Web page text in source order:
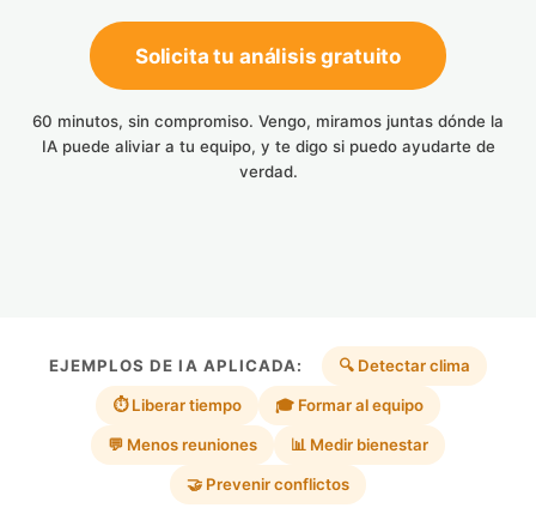
Solicita tu análisis gratuito
60 minutos, sin compromiso. Vengo, miramos juntas dónde la
IA puede aliviar a tu equipo, y te digo si puedo ayudarte de
verdad.
EJEMPLOS DE IA APLICADA: 🔍 Detectar clima
⏱️ Liberar tiempo 🎓 Formar al equipo
💬 Menos reuniones 📊 Medir bienestar
🤝 Prevenir conflictos